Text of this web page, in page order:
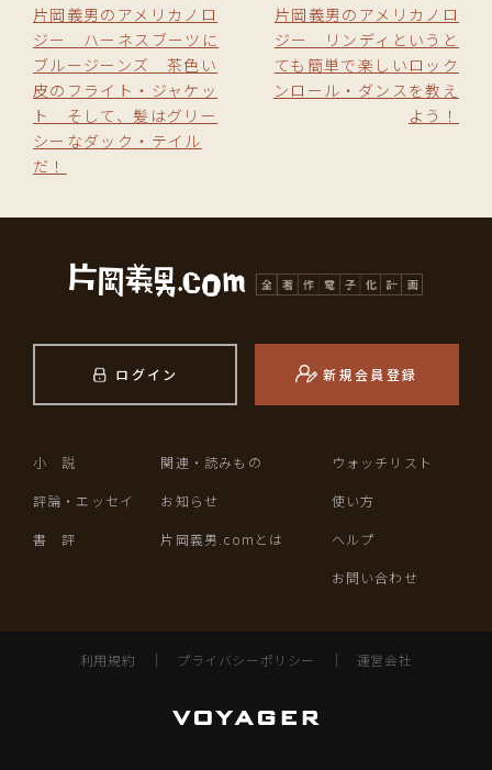
片岡義男のアメリカノロ
ジー ハーネスブーツに
ブルージーンズ 茶色い
皮のフライト・ジャケッ
ト そして、髪はグリー
シーなダック・テイル
だ！
片岡義男のアメリカノロ
ジー リンディというと
ても簡単で楽しいロック
ンロール・ダンスを教え
よう！
ログイン 新規会員登録
小 説
評論・エッセイ
書 評
関連・読みもの
お知らせ
片岡義男.comとは
ウォッチリスト
使い方
ヘルプ
お問い合わせ
利用規約 ｜ プライバシーポリシー ｜ 運営会社